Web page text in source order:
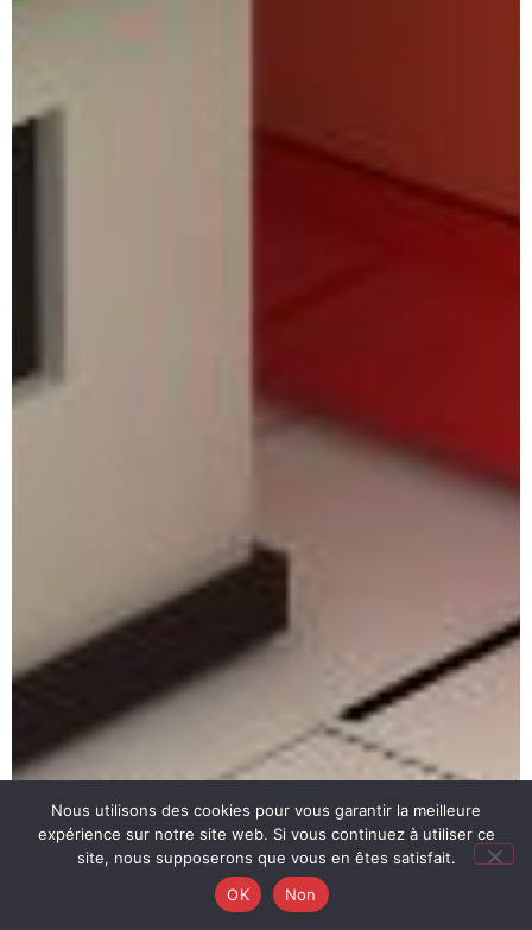
Nous utilisons des cookies pour vous garantir la meilleure
expérience sur notre site web. Si vous continuez à utiliser ce
site, nous supposerons que vous en êtes satisfait.
OK
Non